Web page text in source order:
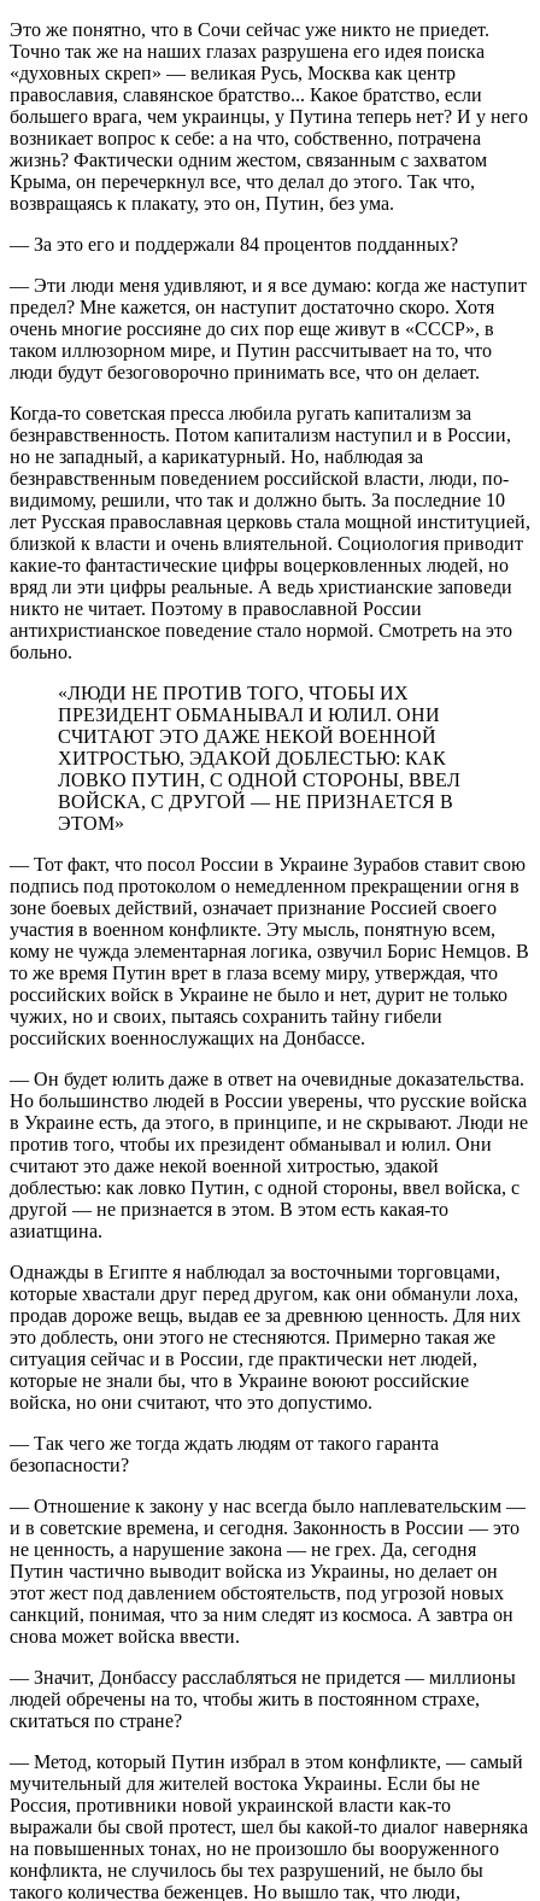
Это же понятно, что в Сочи сейчас уже никто не приедет.
Точно так же на наших глазах разрушена его идея поиска
«духовных скреп» — великая Русь, Москва как центр
православия, славянское братство... Какое братство, если
большего врага, чем украинцы, у Путина теперь нет? И у него
возникает вопрос к себе: а на что, собственно, потрачена
жизнь? Фактически одним жестом, связанным с захватом
Крыма, он перечеркнул все, что делал до этого. Так что,
возвращаясь к плакату, это он, Путин, без ума.
— За это его и поддержали 84 процентов подданных?
— Эти люди меня удивляют, и я все думаю: когда же наступит
предел? Мне кажется, он наступит достаточно скоро. Хотя
очень многие россияне до сих пор еще живут в «СССР», в
таком иллюзорном мире, и Путин рассчитывает на то, что
люди будут безоговорочно принимать все, что он делает.
Когда-то советская пресса любила ругать капитализм за
безнравственность. Потом капитализм наступил и в России,
но не западный, а карикатурный. Но, наблюдая за
безнравственным поведением российской власти, люди, по-
видимому, решили, что так и должно быть. За последние 10
лет Русская православная церковь стала мощной институцией,
близкой к власти и очень влиятельной. Социология приводит
какие-то фантастические цифры воцерковленных людей, но
вряд ли эти цифры реальные. А ведь христианские заповеди
никто не читает. Поэтому в православной России
антихристианское поведение стало нормой. Смотреть на это
больно.
«ЛЮДИ НЕ ПРОТИВ ТОГО, ЧТОБЫ ИХ
ПРЕЗИДЕНТ ОБМАНЫВАЛ И ЮЛИЛ. ОНИ
СЧИТАЮТ ЭТО ДАЖЕ НЕКОЙ ВОЕННОЙ
ХИТРОСТЬЮ, ЭДАКОЙ ДОБЛЕСТЬЮ: КАК
ЛОВКО ПУТИН, С ОДНОЙ СТОРОНЫ, ВВЕЛ
ВОЙСКА, С ДРУГОЙ — НЕ ПРИЗНАЕТСЯ В
ЭТОМ»
— Тот факт, что посол России в Ук­ра­и­не Зурабов ставит свою
подпись под протоколом о немедленном прекращении огня в
зоне боевых действий, означает признание Россией своего
участия в военном конфликте. Эту мысль, понятную всем,
кому не чужда элементарная логика, озвучил Борис Немцов. В
то же время Путин врет в глаза всему миру, утверждая, что
российских войск в Украине не было и нет, дурит не только
чужих, но и своих, пытаясь сохранить тайну гибели
российских военнослужащих на Донбассе.
— Он будет юлить даже в ответ на очевидные доказательства.
Но большинство людей в России уверены, что русские войска
в Украине есть, да этого, в принципе, и не скрывают. Люди не
против того, чтобы их президент обманывал и юлил. Они
считают это даже некой военной хитростью, эдакой
доблестью: как ловко Путин, с одной стороны, ввел войска, с
другой — не признается в этом. В этом есть какая-то
азиатщина.
Однажды в Египте я наблюдал за восточными торговцами,
которые хвастали друг перед другом, как они обманули лоха,
продав дороже вещь, выдав ее за древнюю ценность. Для них
это доблесть, они этого не стесняются. Примерно такая же
ситуация сейчас и в России, где практически нет людей,
которые не знали бы, что в Украине воюют российские
войска, но они считают, что это допустимо.
— Так чего же тогда ждать людям от такого гаранта
безопасности?
— Отношение к закону у нас всегда было наплевательским —
и в советские времена, и сегодня. Законность в России — это
не ценность, а нарушение закона — не грех. Да, сегодня
Путин частично выводит войска из Украины, но делает он
этот жест под давлением обстоятельств, под угрозой новых
санкций, понимая, что за ним следят из космоса. А завтра он
снова может войска ввести.
— Значит, Донбассу расслабляться не придется — миллионы
людей обречены на то, чтобы жить в постоянном страхе,
скитаться по стране?
— Метод, который Путин избрал в этом конфликте, — самый
мучительный для жителей востока Украины. Если бы не
Россия, противники новой украинской власти как-то
выражали бы свой протест, шел бы какой-то диалог наверняка
на повышенных тонах, но не произошло бы вооруженного
конфликта, не случилось бы тех разрушений, не было бы
такого количества беженцев. Но вышло так, что люди,